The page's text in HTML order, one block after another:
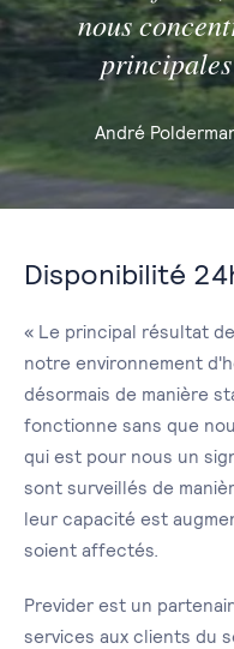
nous
André
Disponibilité
« Le principal résultat
notre environnement
désormais de manière
fonctionne sans que
qui est pour nous un
sont surveillés de
leur capacité est
soient affectés.
Previder est un
services aux clients du